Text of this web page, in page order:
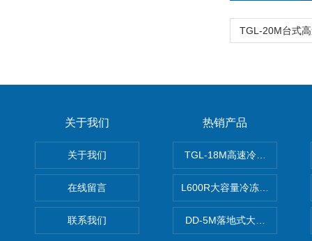
TGL-20M台式
关于我们
关于我们
在线留言
联系我们
热销产品
TGL-18M高速冷冻离心机厂
L600R大容量冷冻离心机报价
DD-5M落地式大容量离心机